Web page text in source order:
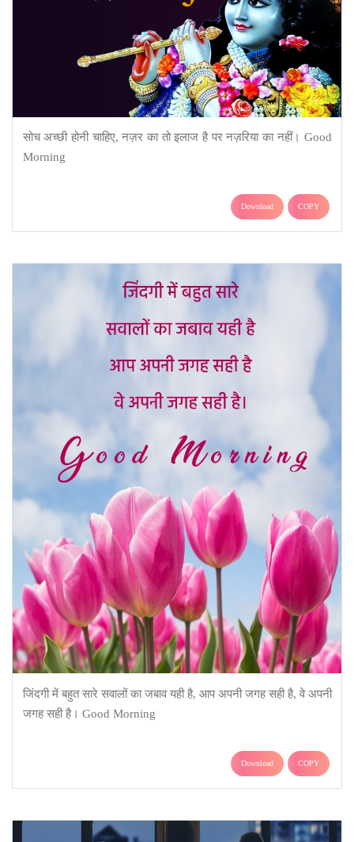
सोच अच्छी होनी चाहिए, नज़र का तो इलाज है पर नज़रिया का नहीं। Good
Morning
Download COPY
जिंदगी में बहुत सारे सवालों का जबाव यही है, आप अपनी जगह सही है, वे अपनी
जगह सही है। Good Morning
Download COPY